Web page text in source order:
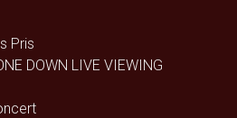
Pris
DOWN LIVE VIEWING